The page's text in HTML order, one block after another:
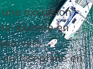
excursion
journée en
vers
Joséphine en